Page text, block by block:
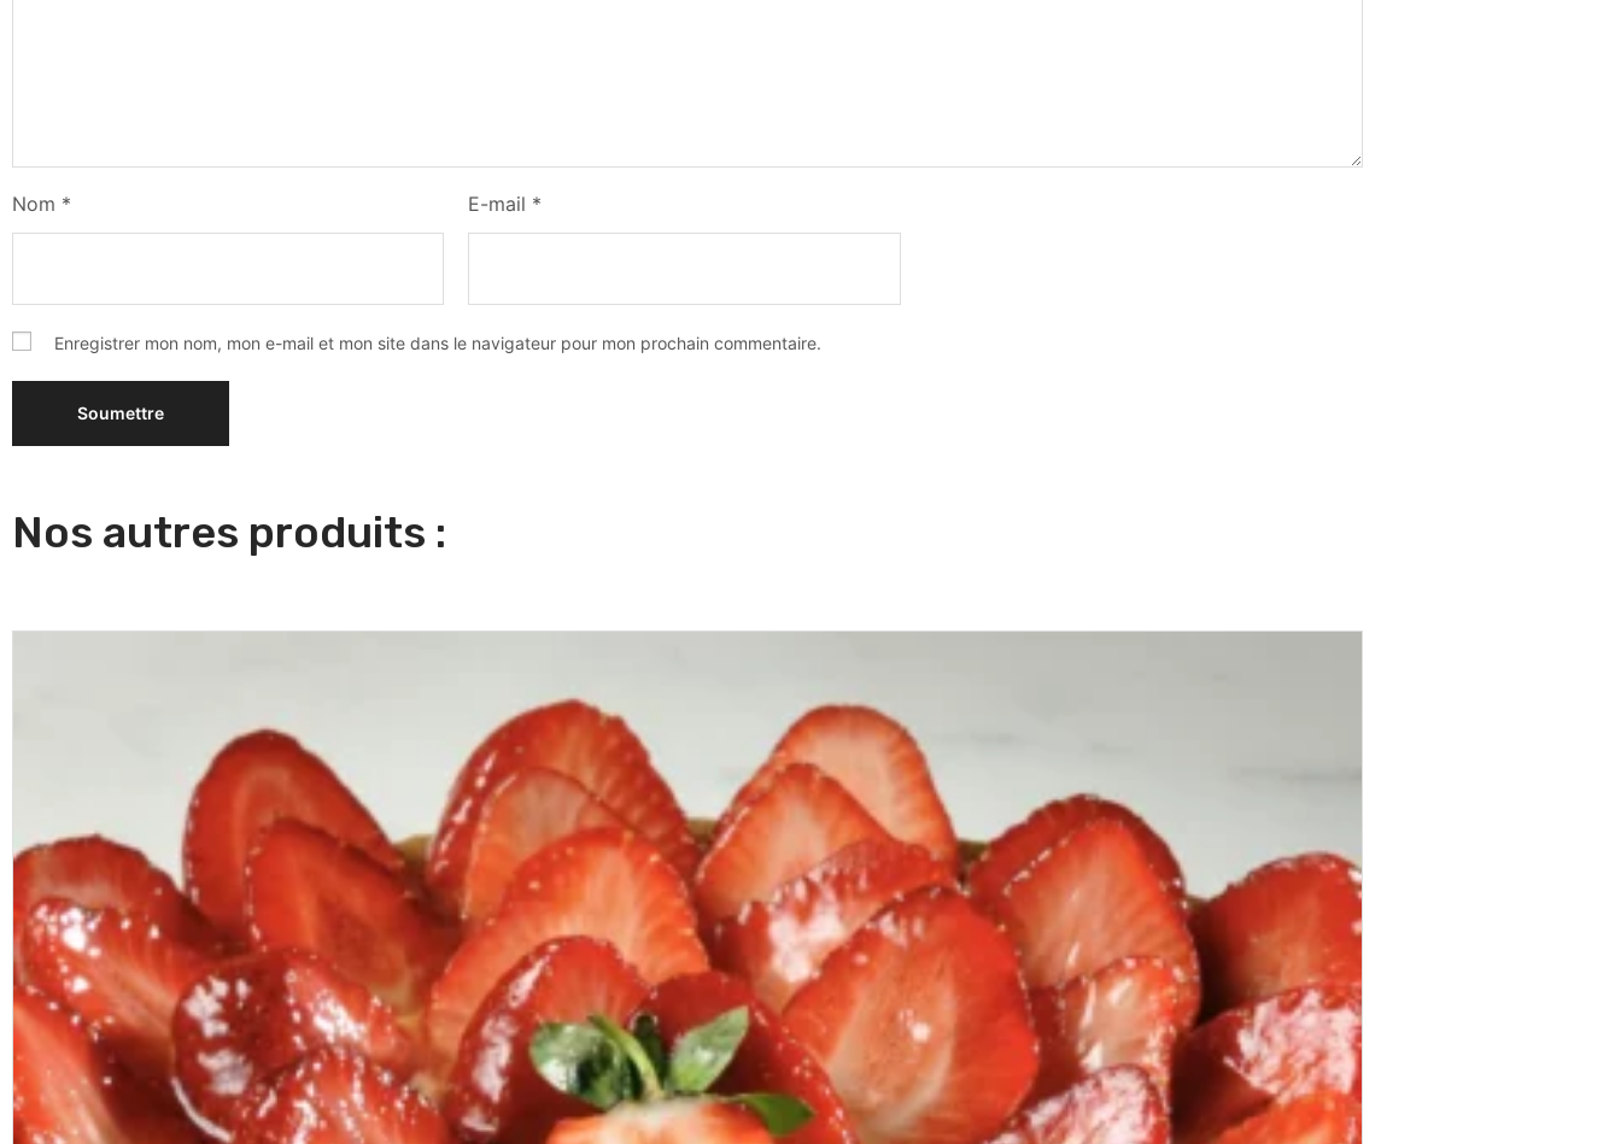
Nom * E-mail *
Enregistrer mon nom, mon e-mail et mon site dans le navigateur pour mon prochain commentaire.
Nos autres produits :